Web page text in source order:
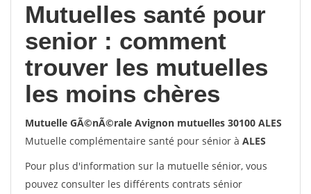
Mutuelles santé pour
senior : comment
trouver les mutuelles
les moins chères
Mutuelle GÃ©nÃ©rale Avignon mutuelles 30100 ALES
Mutuelle complémentaire santé pour sénior à ALES
Pour plus d'information sur la mutuelle sénior, vous
pouvez consulter les différents contrats sénior